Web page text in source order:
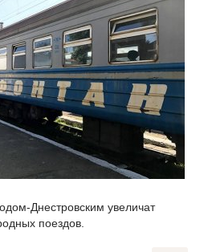
Днестровским увеличат
поездов.